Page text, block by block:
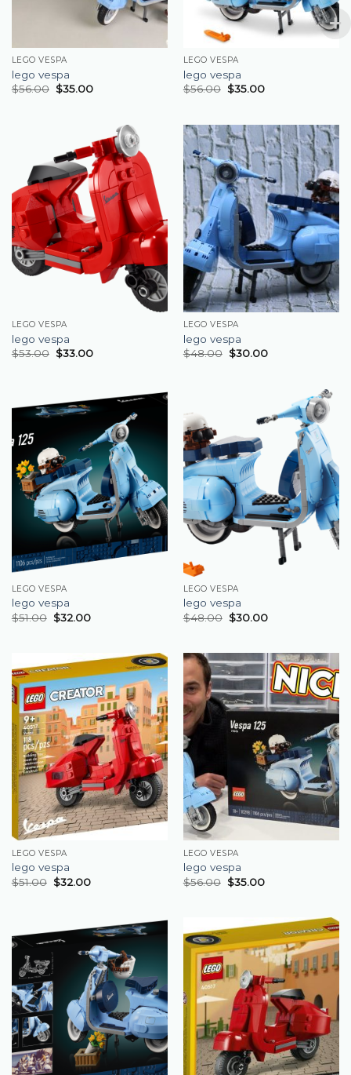
LEGO VESPA
lego vespa
$56.00 $35.00
LEGO VESPA
lego vespa
$56.00 $35.00
LEGO VESPA
lego vespa
$53.00 $33.00
LEGO VESPA
lego vespa
$48.00 $30.00
LEGO VESPA
lego vespa
$51.00 $32.00
LEGO VESPA
lego vespa
$48.00 $30.00
LEGO VESPA
lego vespa
$51.00 $32.00
LEGO VESPA
lego vespa
$56.00 $35.00